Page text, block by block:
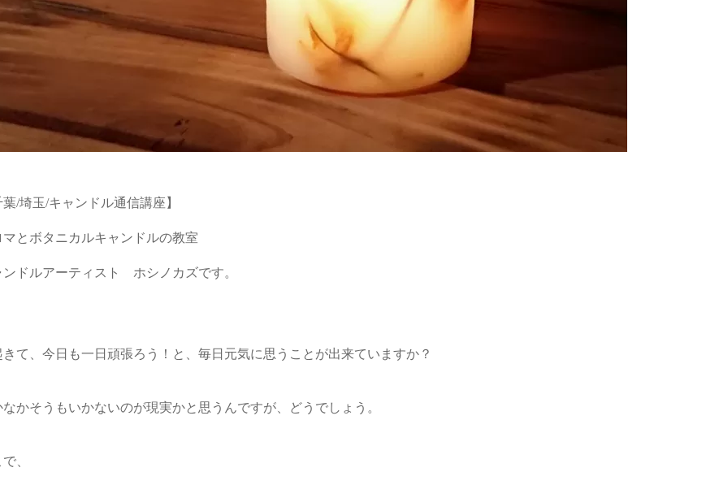
葉/埼玉/キャンドル通信講座】
マとボタニカルキャンドルの教室
ンドルアーティスト ホシノカズです。
て、今日も一日頑張ろう！ と、毎日元気に思うことが出来ていますか？
なかそうもいかないのが現実かと思うんですが、どうでしょう。
、